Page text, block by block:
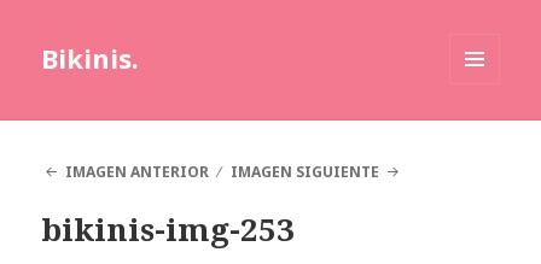
Bikinis.
IMAGEN ANTERIOR
IMAGEN SIGUIENTE
bikinis-img-253